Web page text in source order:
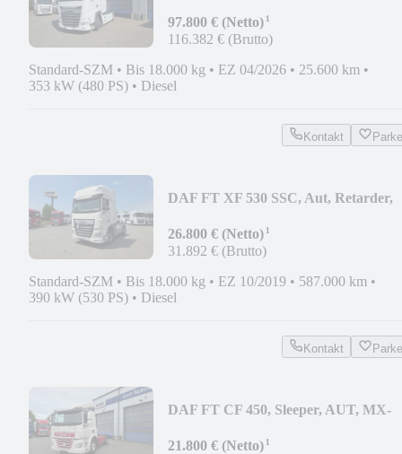
97.800 € (Netto)¹
116.382 € (Brutto)
Standard-SZM • Bis 18.000 kg • EZ 04/2026 • 25.600 km •
353 kW (480 PS) • Diesel
Kontakt
DAF FT XF 530 SSC, Aut, Retarder,
26.800 € (Netto)¹
31.892 € (Brutto)
Standard-SZM • Bis 18.000 kg • EZ 10/2019 • 587.000 km •
390 kW (530 PS) • Diesel
Kontakt
DAF FT CF 450, Sleeper, AUT, MX-
21.800 € (Netto)¹